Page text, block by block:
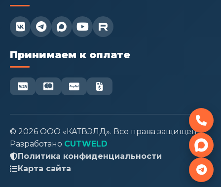
 
Принимаем к оплате
© 2026 ООО «КАТВЭЛД». Все права защищены.
Разработано CUTWELD
Политика конфиденциальности
Карта сайта
